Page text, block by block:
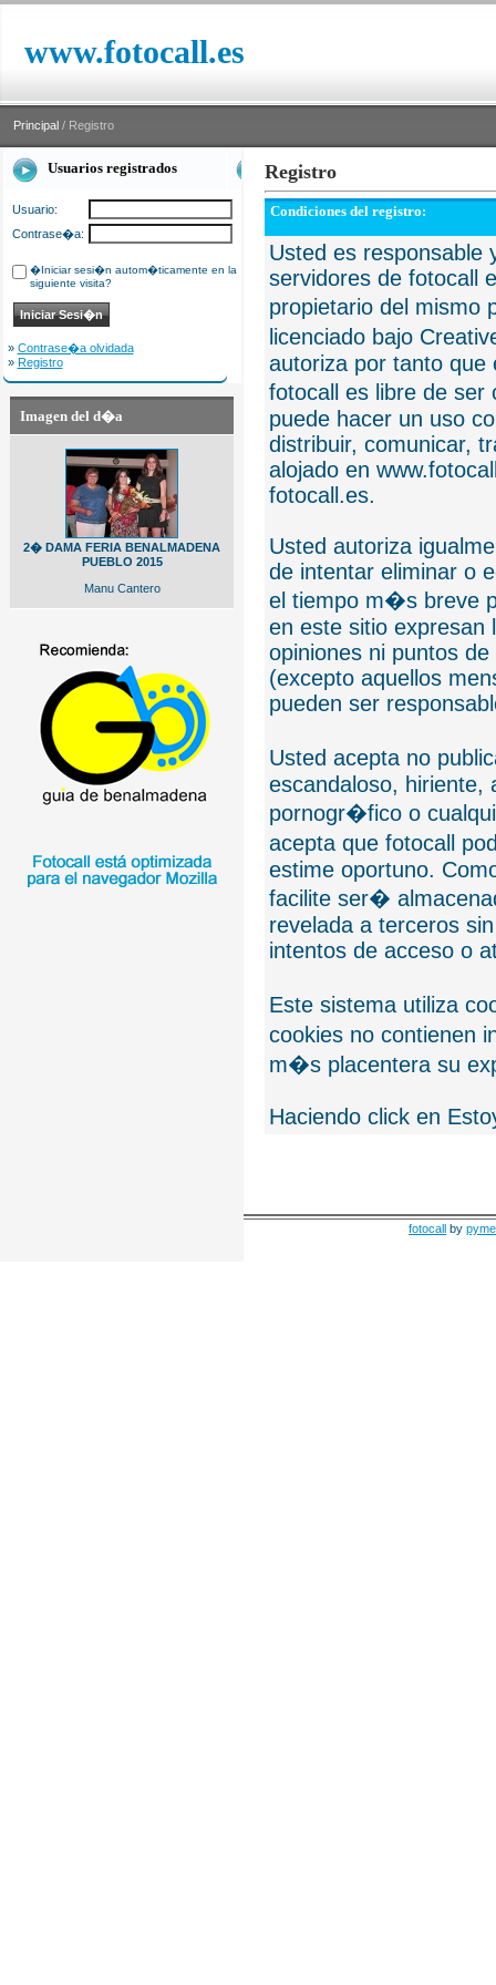
www.fotocall.es
Principal / Registro
Usuarios registrados
Usuario:
Contrase�a:
�Iniciar sesi�n autom�ticamente en la
siguiente visita?
» Contrase�a olvidada
» Registro
Imagen del d�a
2� DAMA FERIA BENALMADENA
PUEBLO 2015
Manu Cantero
Registro
Condiciones del registro:
Usted es responsable
servidores de fotocall
propietario del mismo
licenciado bajo
autoriza por tanto que
fotocall es libre de
puede hacer un uso
distribuir, comunicar,
alojado en
fotocall.es.
Usted autoriza
de intentar eliminar o
el tiempo m�s breve
en este sitio expresan
opiniones ni puntos
(excepto aquellos
pueden ser
Usted acepta no
escandaloso, hiriente,
pornogr�fico o
acepta que fotocall
estime oportuno.
facilite ser�
revelada a terceros
intentos de acceso o
Este sistema utiliza
cookies no contienen
m�s placentera su
Haciendo click en
fotocall by